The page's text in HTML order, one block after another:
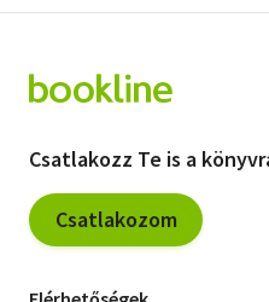
Csatlakozz Te is a
Csatlakozom